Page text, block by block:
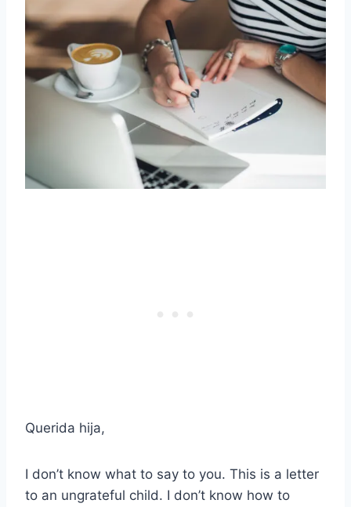
Querida hija,
I don’t know what to say to you. This is a letter
to an ungrateful child. I don’t know how to